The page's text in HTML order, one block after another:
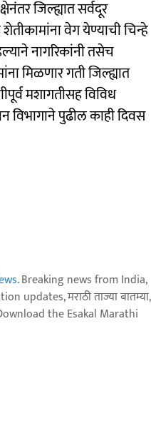
जिल्ह्यात सर्वदूर
वेग येण्याची चिन्हे
नागरिकांनी तसेच
मिळणार गती जिल्ह्यात
मशागतीसह विविध
विभागाने पुढील काही दिवस
. Breaking news from India,
updates, मराठी ताज्या बातम्या,
Download the Esakal Marathi